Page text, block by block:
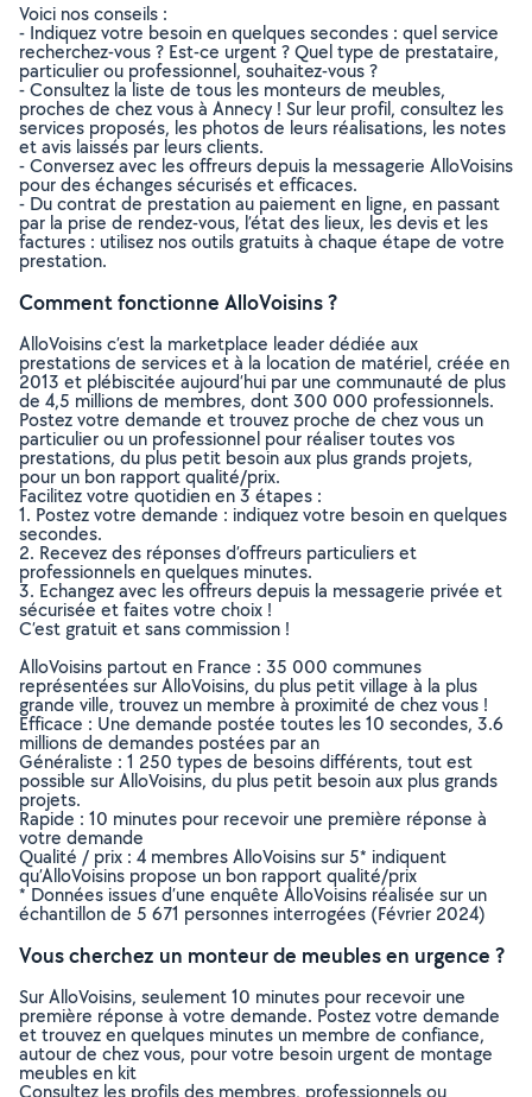
Voici nos conseils :
- Indiquez votre besoin en quelques secondes : quel service
recherchez-vous ? Est-ce urgent ? Quel type de prestataire,
particulier ou professionnel, souhaitez-vous ?
- Consultez la liste de tous les monteurs de meubles,
proches de chez vous à Annecy ! Sur leur profil, consultez les
services proposés, les photos de leurs réalisations, les notes
et avis laissés par leurs clients.
- Conversez avec les offreurs depuis la messagerie AlloVoisins
pour des échanges sécurisés et efficaces.
- Du contrat de prestation au paiement en ligne, en passant
par la prise de rendez-vous, l’état des lieux, les devis et les
factures : utilisez nos outils gratuits à chaque étape de votre
prestation.
Comment fonctionne AlloVoisins ?
AlloVoisins c’est la marketplace leader dédiée aux
prestations de services et à la location de matériel, créée en
2013 et plébiscitée aujourd’hui par une communauté de plus
de 4,5 millions de membres, dont 300 000 professionnels.
Postez votre demande et trouvez proche de chez vous un
particulier ou un professionnel pour réaliser toutes vos
prestations, du plus petit besoin aux plus grands projets,
pour un bon rapport qualité/prix.
Facilitez votre quotidien en 3 étapes :
1. Postez votre demande : indiquez votre besoin en quelques
secondes.
2. Recevez des réponses d’offreurs particuliers et
professionnels en quelques minutes.
3. Echangez avec les offreurs depuis la messagerie privée et
sécurisée et faites votre choix !
C’est gratuit et sans commission !
AlloVoisins partout en France : 35 000 communes
représentées sur AlloVoisins, du plus petit village à la plus
grande ville, trouvez un membre à proximité de chez vous !
Efficace : Une demande postée toutes les 10 secondes, 3.6
millions de demandes postées par an
Généraliste : 1 250 types de besoins différents, tout est
possible sur AlloVoisins, du plus petit besoin aux plus grands
projets.
Rapide : 10 minutes pour recevoir une première réponse à
votre demande
Qualité / prix : 4 membres AlloVoisins sur 5* indiquent
qu’AlloVoisins propose un bon rapport qualité/prix
* Données issues d’une enquête AlloVoisins réalisée sur un
échantillon de 5 671 personnes interrogées (Février 2024)
Vous cherchez un monteur de meubles en urgence ?
Sur AlloVoisins, seulement 10 minutes pour recevoir une
première réponse à votre demande. Postez votre demande
et trouvez en quelques minutes un membre de confiance,
autour de chez vous, pour votre besoin urgent de montage
meubles en kit
Consultez les profils des membres, professionnels ou